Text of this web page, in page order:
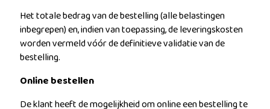
Het totale bedrag van de bestelling (alle belastingen
inbegrepen) en, indien van toepassing, de leveringskosten
worden vermeld vóór de definitieve validatie van de
bestelling.
Online bestellen
De klant heeft de mogelijkheid om online een bestelling te